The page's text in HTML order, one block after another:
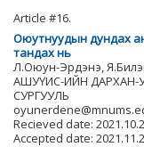
Article #16.
Оюутнуудын дундах
тандах нь
Л.Оюун-Эрдэнэ,
АШУҮИС-ИЙН ДАРХАН-
СУРГУУЛЬ
Recieved date:
Accepted date: